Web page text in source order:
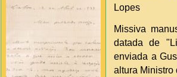
Lopes
Missiva
datada de
enviada a
altura Ministro